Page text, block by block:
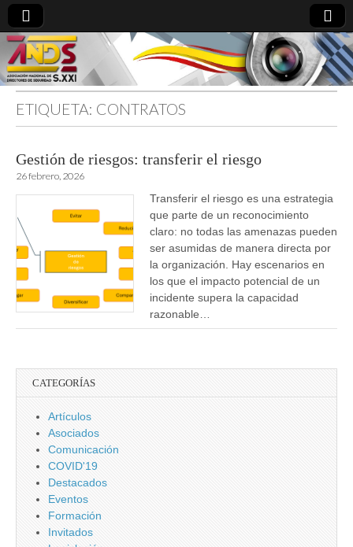
directoresdeseguridad.es
ETIQUETA: CONTRATOS
Gestión de riesgos: transferir el riesgo
26 febrero, 2026
Transferir el riesgo es una estrategia
que parte de un reconocimiento
claro: no todas las amenazas pueden
ser asumidas de manera directa por
la organización. Hay escenarios en
los que el impacto potencial de un
incidente supera la capacidad
razonable…
CATEGORÍAS
Artículos
Asociados
Comunicación
COVID'19
Destacados
Eventos
Formación
Invitados